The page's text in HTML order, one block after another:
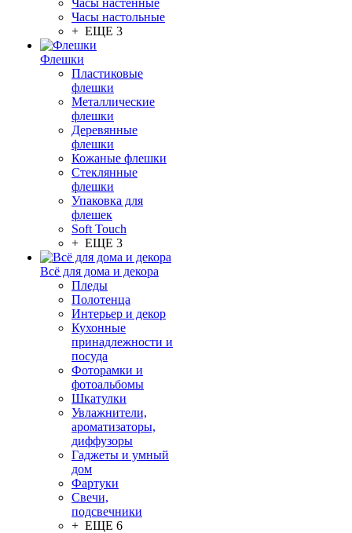
Часы настенные
Часы настольные
+ ЕЩЕ 3
Флешки
Пластиковые
флешки
Металлические
флешки
Деревянные
флешки
Кожаные флешки
Стеклянные
флешки
Упаковка для
флешек
Soft Touch
+ ЕЩЕ 3
Всё для дома и декора
Пледы
Полотенца
Интерьер и декор
Кухонные
принадлежности и
посуда
Фоторамки и
фотоальбомы
Шкатулки
Увлажнители,
ароматизаторы,
диффузоры
Гаджеты и умный
дом
Фартуки
Свечи,
подсвечники
+ ЕЩЕ 6